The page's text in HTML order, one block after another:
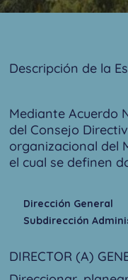
Descripción de la
Mediante Acuerdo
del Consejo
organizacional del
el cual se definen
Dirección General
Subdirección
DIRECTOR (A)